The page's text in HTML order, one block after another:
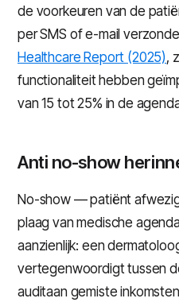
de voorkeuren van de
per SMS of e-mail
Healthcare Report (2025),
functionaliteit hebben
van 15 tot 25% in de
Anti no-show
No-show — patiënt
plaag van medische
aanzienlijk: een
vertegenwoordigt tussen
auditaan gemiste